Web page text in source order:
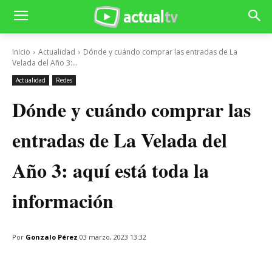
Inicio Actualidad
Dónde y cuándo comprar las entradas de La
Velada del Año 3:...
Actualidad Redes
Dónde y cuándo comprar las
entradas de La Velada del
Año 3: aquí está toda la
información
Por Gonzalo Pérez 03 marzo, 2023 13:32